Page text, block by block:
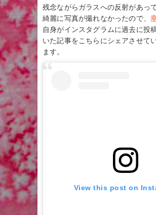
残念ながらガラスへの反射があっ
綺麗に写真が撮れなかったので、
自身がインスタグラムに過去に投
いた記事をこちらにシェアさせて
ます。
View this post on